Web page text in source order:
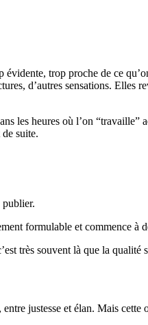
trop proche de ce
d’autres sensations. Elles
les heures où l’on “travaille”
suite.
publier.
formulable et commence à
très souvent là que la qualité
justesse et élan. Mais cette